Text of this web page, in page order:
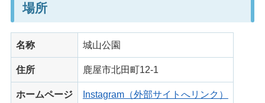
場所
名称 城山公園
住所 鹿屋市北田町12-1
ホームページ Instagram（外部サイトへリンク）